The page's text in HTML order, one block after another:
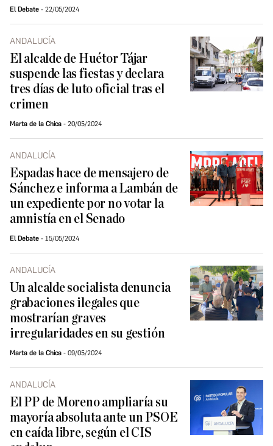
El Debate 22/05/2024
ANDALUCÍA
El alcalde de Huétor Tájar
suspende las fiestas y declara
tres días de luto oficial tras el
crimen
Marta de la Chica 20/05/2024
ANDALUCÍA
Espadas hace de mensajero de
Sánchez e informa a Lambán de
un expediente por no votar la
amnistía en el Senado
El Debate 15/05/2024
ANDALUCÍA
Un alcalde socialista denuncia
grabaciones ilegales que
mostrarían graves
irregularidades en su gestión
Marta de la Chica 09/05/2024
ANDALUCÍA
El PP de Moreno ampliaría su
mayoría absoluta ante un PSOE
en caída libre, según el CIS